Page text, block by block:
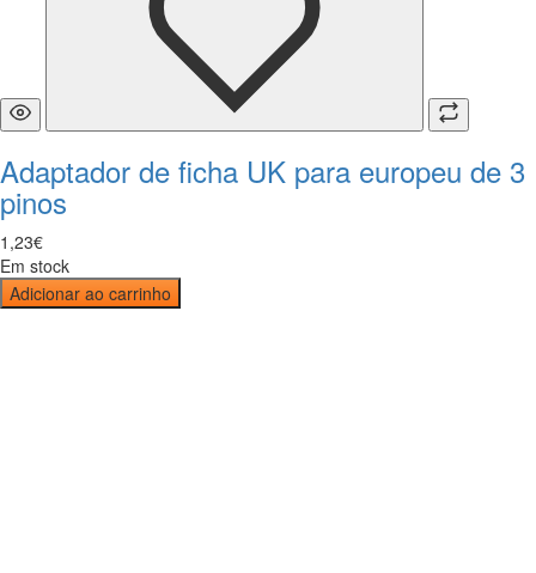
Adaptador de ficha UK para europeu de 3
pinos
1 ,23€
Em stock
Adicionar ao carrinho